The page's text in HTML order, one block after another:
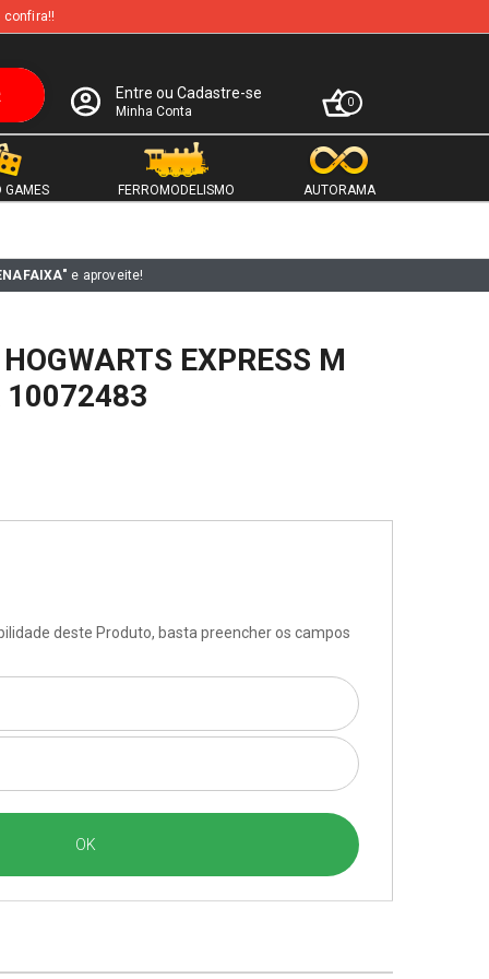
confira!!
Entre ou Cadastre-se
Minha Conta
0
GAMES FERROMODELISMO AUTORAMA
e aproveite!
EXPRESS M
10072483
deste Produto, basta preencher os campos